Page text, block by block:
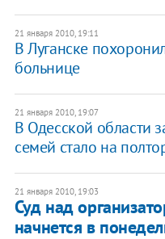
21 января 2010, 19:11
В Луганске
больнице
21 января 2010, 19:07
В Одесской области
семей стало на
21 января 2010, 19:03
Суд над
начнется в